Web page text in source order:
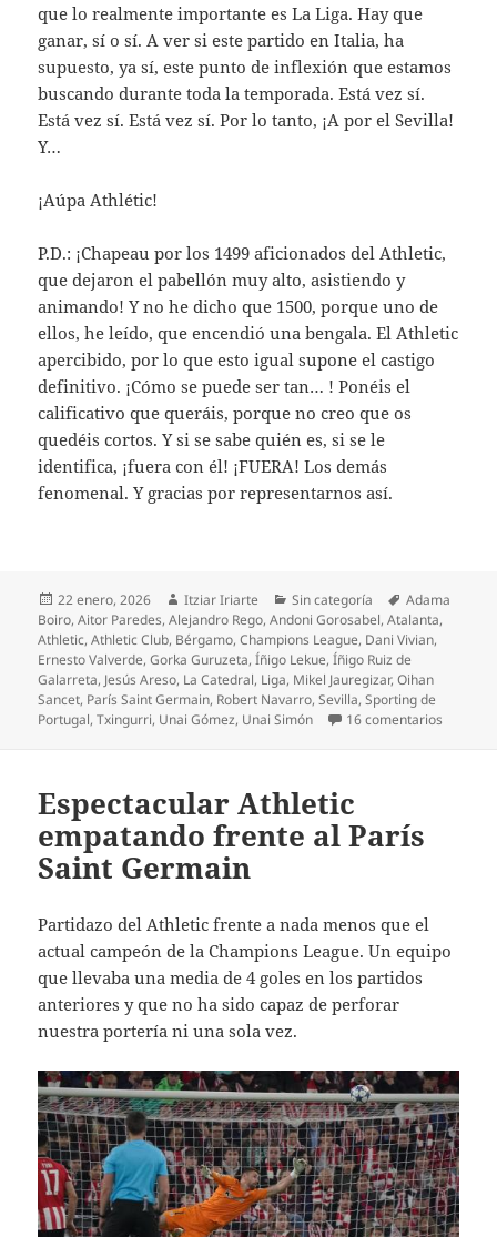
que lo realmente importante es La Liga. Hay que
ganar, sí o sí. A ver si este partido en Italia, ha
supuesto, ya sí, este punto de inflexión que estamos
buscando durante toda la temporada. Está vez sí.
Está vez sí. Está vez sí. Por lo tanto, ¡A por el Sevilla!
Y…
¡Aúpa Athlétic!
P.D.: ¡Chapeau por los 1499 aficionados del Athletic,
que dejaron el pabellón muy alto, asistiendo y
animando! Y no he dicho que 1500, porque uno de
ellos, he leído, que encendió una bengala. El Athletic
apercibido, por lo que esto igual supone el castigo
definitivo. ¡Cómo se puede ser tan… ! Ponéis el
calificativo que queráis, porque no creo que os
quedéis cortos. Y si se sabe quién es, si se le
identifica, ¡fuera con él! ¡FUERA! Los demás
fenomenal. Y gracias por representarnos así.
Publicado
el
22 enero, 2026 Autor
Itziar Iriarte Categorías
Sin categoría Etiquetas
Adama
Boiro,Aitor Paredes,Alejandro Rego,Andoni Gorosabel,Atalanta,
Athletic,Athletic Club, Bérgamo,Champions League, Dani Vivian,
Ernesto Valverde,Gorka Guruzeta,Íñigo Lekue,Íñigo Ruiz de
Galarreta, Jesús Areso, La Catedral, Liga, Mikel Jauregizar,Oihan
Sancet, París Saint Germain, Robert Navarro,Sevilla,Sporting de
Portugal,Txingurri, Unai Gómez, Unai Simón 16 comentarios
Espectacular Athletic
empatando frente al París
Saint Germain
Partidazo del Athletic frente a nada menos que el
actual campeón de la Champions League. Un equipo
que llevaba una media de 4 goles en los partidos
anteriores y que no ha sido capaz de perforar
nuestra portería ni una sola vez.